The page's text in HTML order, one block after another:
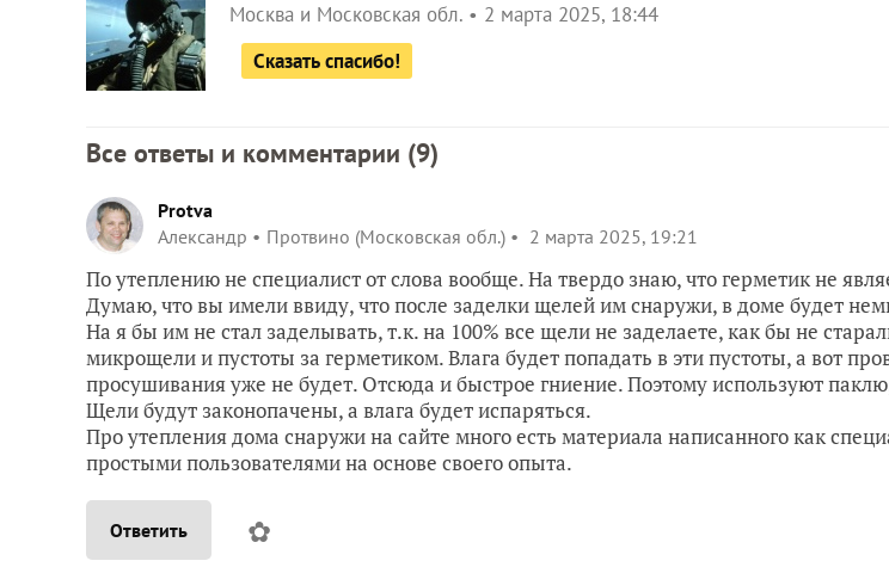
Москва и Московская обл.
2 марта 2025, 18:44
Сказать спасибо!
Все ответы и комментарии (9)
Protva
Александр
Протвино (Московская обл.) 2 марта 2025, 19:21
По утеплению не специалист от слова вообще. На твердо знаю, что герметик не
Думаю, что вы имели ввиду, что после заделки щелей им снаружи, в доме будет
На я бы им не стал заделывать, т.к. на 100% все щели не заделаете, как бы не
микрощели и пустоты за герметиком. Влага будет попадать в эти пустоты, а вот
просушивания уже не будет. Отсюда и быстрое гниение. Поэтому используют
Щели будут законопачены, а влага будет испаряться.
Про утепления дома снаружи на сайте много есть материала написанного как
простыми пользователями на основе своего опыта.
Ответить ✿